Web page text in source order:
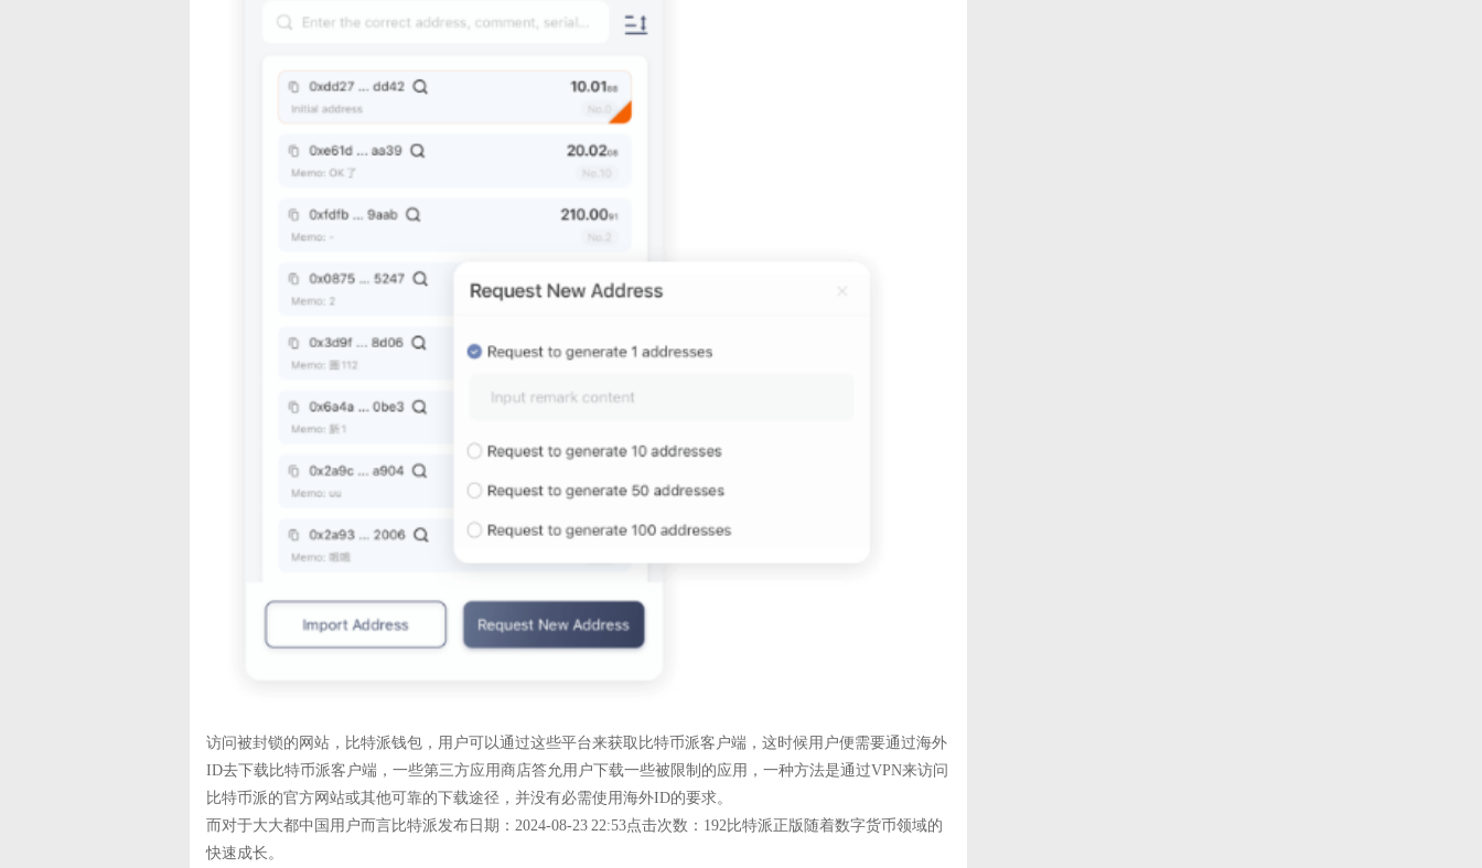
访问被封锁的网站，比特派钱包，用户可以通过这些平台来获取比特币派客户端，这时候用户便需要通过海外
ID去下载比特币派客户端，一些第三方应用商店答允用户下载一些被限制的应用，一种方法是通过VPN来访问
比特币派的官方网站或其他可靠的下载途径，并没有必需使用海外ID的要求。
而对于大大都中国用户而言比特派发布日期：2024-08-23 22:53点击次数：192比特派正版随着数字货币领域的
快速成长。